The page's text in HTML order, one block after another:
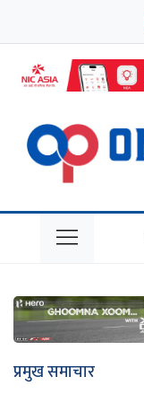
प्रमुख समाचार